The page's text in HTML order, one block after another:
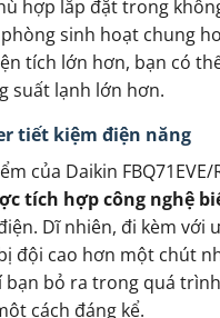
hợp lắp đặt trong
sinh hoạt chung
tích lớn hơn, bạn có
suất lạnh lớn hơn.
tiết kiệm điện năng
của Daikin FBQ71EVE/
tích hợp công nghệ
Dĩ nhiên, đi kèm với
đội cao hơn một chút
bạn bỏ ra trong quá
cách đáng kể.